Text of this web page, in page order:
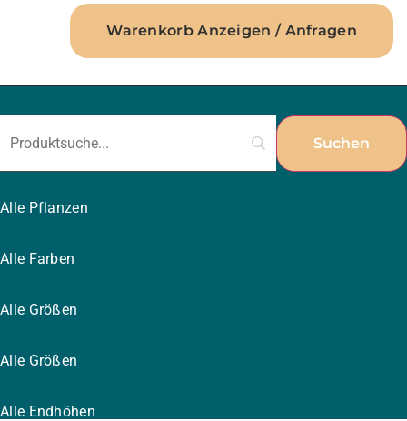
Warenkorb Anzeigen / Anfragen
Alle Pflanzen
Alle Farben
Alle Größen
Alle Größen
Alle Endhöhen